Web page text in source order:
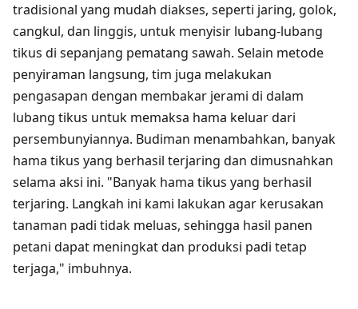
tradisional yang mudah diakses, seperti jaring, golok,
cangkul, dan linggis, untuk menyisir lubang-lubang
tikus di sepanjang pematang sawah. Selain metode
penyiraman langsung, tim juga melakukan
pengasapan dengan membakar jerami di dalam
lubang tikus untuk memaksa hama keluar dari
persembunyiannya. Budiman menambahkan, banyak
hama tikus yang berhasil terjaring dan dimusnahkan
selama aksi ini. "Banyak hama tikus yang berhasil
terjaring. Langkah ini kami lakukan agar kerusakan
tanaman padi tidak meluas, sehingga hasil panen
petani dapat meningkat dan produksi padi tetap
terjaga," imbuhnya.